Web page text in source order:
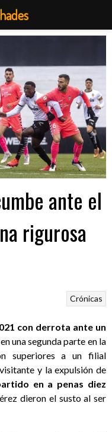
ante el
rigurosa
Crónicas
con derrota ante un
en una segunda parte en la
superiores a un filial
y la expulsión de
en a penas diez
dieron el susto al ser